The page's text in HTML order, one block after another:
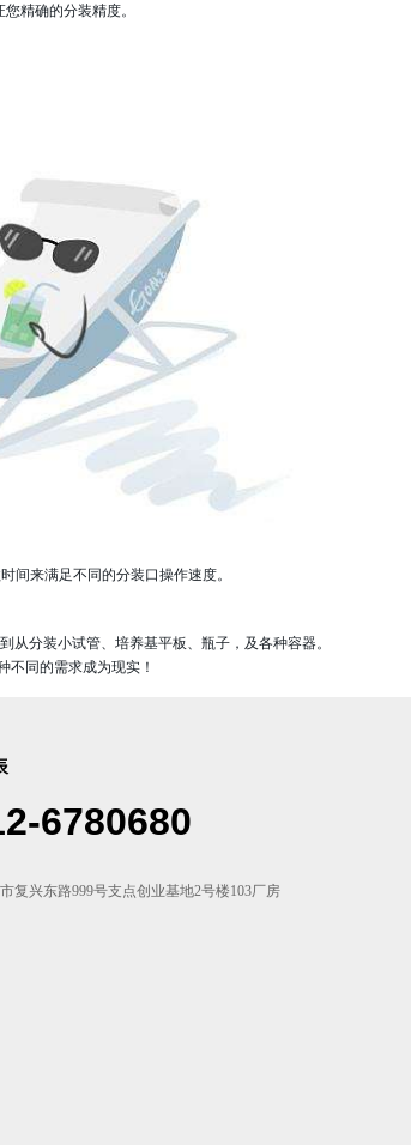
精确的分装精度。
间来满足不同的分装口操作速度。
分装小试管、培养基平板、瓶子，及各种容器。
不同的需求成为现实！
6780680
复兴东路999号支点创业基地2号楼103厂房